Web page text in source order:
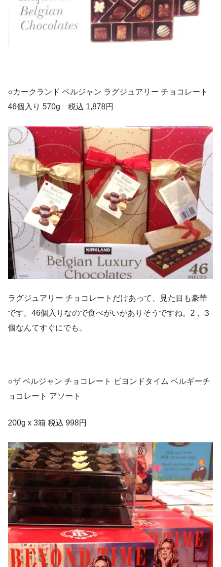
○カークランド ベルジャン ラグジュアリー チョコレート
46個入り 570g 税込 1,878円
ラグジュアリー チョコレートだけあって、見た目も豪華
です。46個入りなので食べがいがありそうですね。2，３
個なんてすぐにでも。
○ザ ベルジャン チョコレート ビヨンドタイム ベルギーチ
ョコレート アソート
200g x 3箱 税込 998円